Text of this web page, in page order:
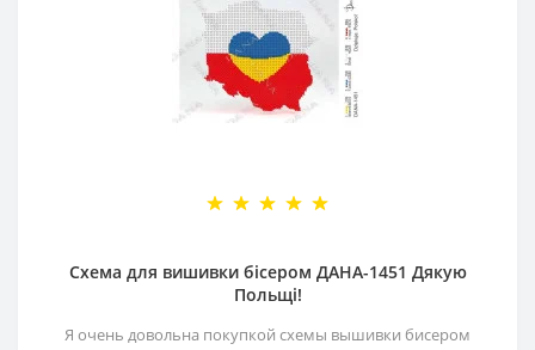
Схема для вишивки бісером ДАНА-1451 Дякую
Польщі!
Я очень довольна покупкой схемы вышивки бисером